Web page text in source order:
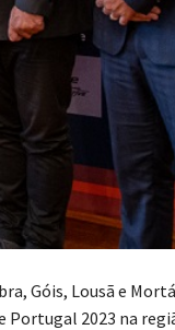
Góis, Lousã e
Portugal 2023 na